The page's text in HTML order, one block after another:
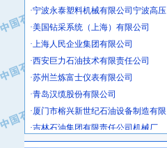
·大港油田集团中成机械制造有限公司